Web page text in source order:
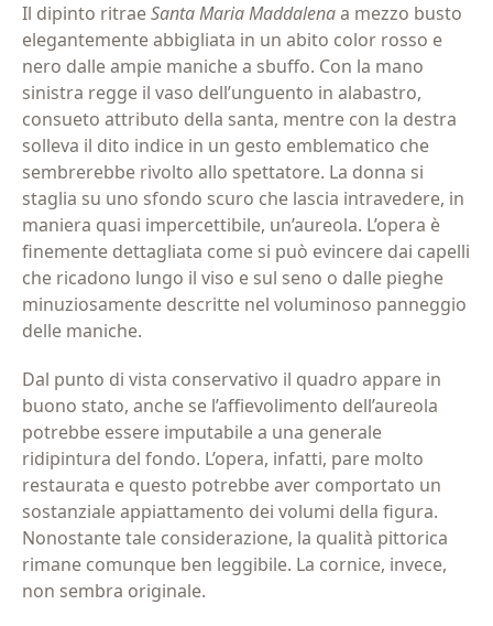
Il dipinto ritraeSanta Maria Maddalenaa mezzo busto
elegantemente abbigliata in un abito color rosso e
nero dalle ampie maniche a sbuffo. Con la mano
sinistra regge il vaso dell’unguento in alabastro,
consueto attributo della santa, mentre con la destra
solleva il dito indice in un gesto emblematico che
sembrerebbe rivolto allo spettatore. La donna si
staglia su uno sfondo scuro che lascia intravedere, in
maniera quasi impercettibile, un’aureola. L’opera è
finemente dettagliata come si può evincere dai capelli
che ricadono lungo il viso e sul seno o dalle pieghe
minuziosamente descritte nel voluminoso panneggio
delle maniche.
Dal punto di vista conservativo il quadro appare in
buono stato, anche se l’affievolimento dell’aureola
potrebbe essere imputabile a una generale
ridipintura del fondo. L’opera, infatti, pare molto
restaurata e questo potrebbe aver comportato un
sostanziale appiattamento dei volumi della figura.
Nonostante tale considerazione, la qualità pittorica
rimane comunque ben leggibile. La cornice, invece,
non sembra originale.